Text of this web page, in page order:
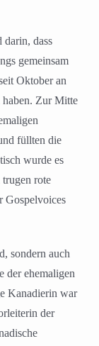
darin, dass
gemeinsam
Oktober an
haben. Zur Mitte
füllten die
wurde es
rote
Gospelvoices
sondern auch
der ehemaligen
Kanadierin war
der